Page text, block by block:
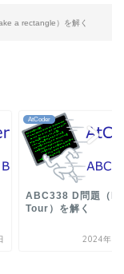
a rectangle）を解く
AtCoder
ABC338 D問題（
Tour）を解く
2024年5